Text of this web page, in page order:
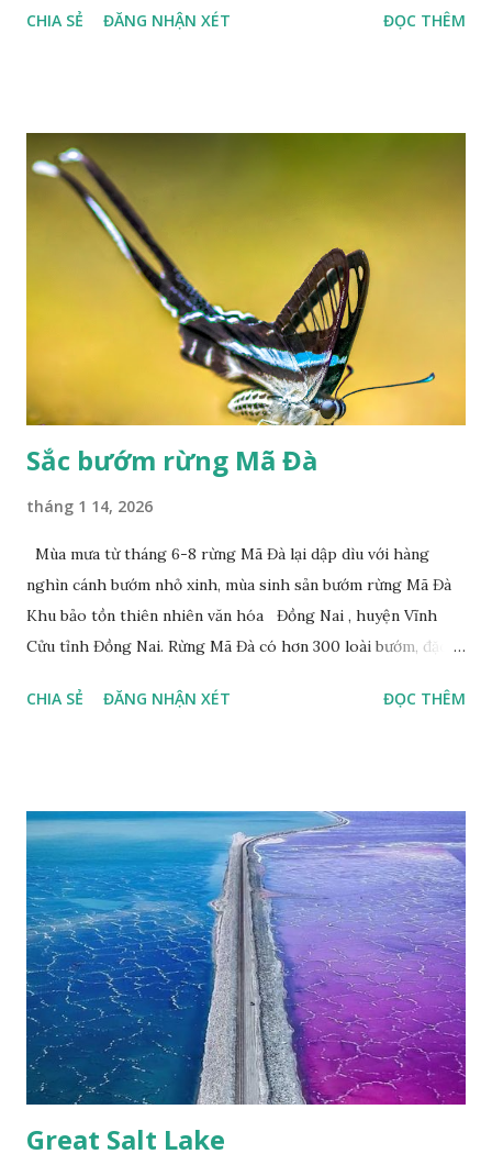
CHIA SẺ ĐĂNG NHẬN XÉT ĐỌC THÊM
Sắc bướm rừng Mã Đà
tháng 1 14, 2026
Mùa mưa từ tháng 6-8 rừng Mã Đà lại dập dìu với hàng
nghìn cánh bướm nhỏ xinh, mùa sinh sản bướm rừng Mã Đà
Khu bảo tồn thiên nhiên văn hóa Đồng Nai , huyện Vĩnh
Cửu tỉnh Đồng Nai. Rừng Mã Đà có hơn 300 loài bướm, đặc
đuôi trắng (Lamproptera curius) đặc trưng là cái đuôi dài
Happy Việt Nam 2024 Vietnam.vn
CHIA SẺ ĐĂNG NHẬN XÉT ĐỌC THÊM
Great Salt Lake